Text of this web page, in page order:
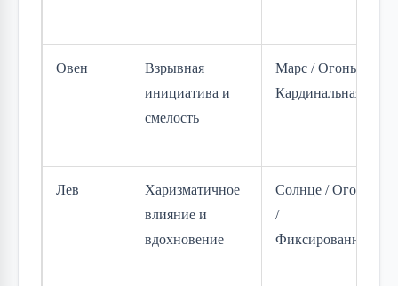
Овен
Взрывная
инициатива и
смелость
Марс / Огонь /
Кардинальная
Лев
Харизматичное
влияние и
вдохновение
Солнце / Огонь
/
Фиксированная